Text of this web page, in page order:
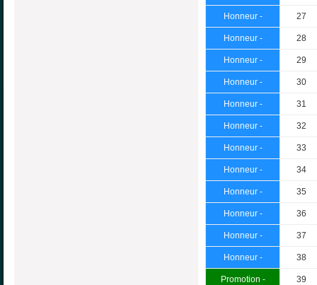
Honneur - 27
Honneur - 28
Honneur - 29
Honneur - 30
Honneur - 31
Honneur - 32
Honneur - 33
Honneur - 34
Honneur - 35
Honneur - 36
Honneur - 37
Honneur - 38
Promotion - 39